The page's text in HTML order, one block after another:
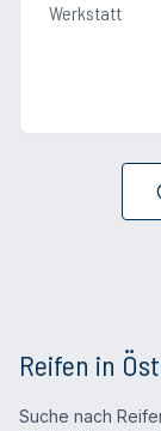
Werkstatt
Reifen in
Suche nach